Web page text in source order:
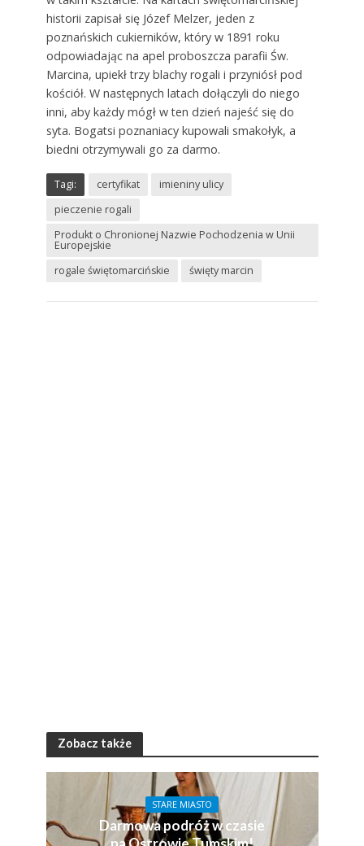
historii zapisał się Józef Melzer, jeden z
poznańskich cukierników, który w 1891 roku
odpowiadając na apel proboszcza parafii Św.
Marcina, upiekł trzy blachy rogali i przyniósł pod
kościół. W następnych latach dołączyli do niego
inni, aby każdy mógł w ten dzień najeść się do
syta. Bogatsi poznaniacy kupowali smakołyk, a
biedni otrzymywali go za darmo.
Tagi: certyfikat
imieniny ulicy
pieczenie rogali
Produkt o Chronionej Nazwie Pochodzenia w Unii
Europejskie
rogale świętomarcińskie
święty marcin
Zobacz także
STARE MIASTO
Darmowa podróż w czasie